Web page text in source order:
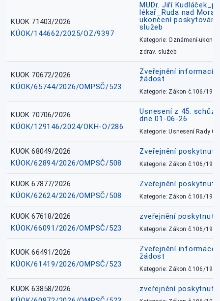
KUOK 71403/2026
KÚOK/144662/2025/OZ/9397
MUDr. Jiří
lékař_Ruda nad
ukončení
služeb
Kategorie: Oznámení-
zdrav. služeb
KUOK 70672/2026
KÚOK/65744/2026/OMPSČ/523
Zveřejnění informací
žádost
Kategorie: Zákon č.106/1999
KUOK 70706/2026
KÚOK/129146/2024/OKH-O/286
Usnesení z 45.
dne 01-06-26
Kategorie: Usnesení Rady
KUOK 68049/2026
KÚOK/62894/2026/OMPSČ/508
Zveřejnění
Kategorie: Zákon č.106/1999
KUOK 67877/2026
KÚOK/62624/2026/OMPSČ/508
Zveřejnění
Kategorie: Zákon č.106/1999
KUOK 67618/2026
KÚOK/66091/2026/OMPSČ/523
zveřejnění
Kategorie: Zákon č.106/1999
KUOK 66491/2026
KÚOK/61419/2026/OMPSČ/523
Zveřejnění informace
žádost
Kategorie: Zákon č.106/1999
KUOK 63858/2026
zveřejnění